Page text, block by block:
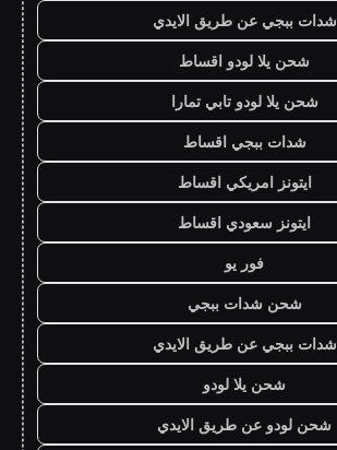
شدات ببجي عن طريق الايدي
شحن يلا لودو اقساط
شحن يلا لودو تابي تمارا
شدات ببجي اقساط
ايتونز امريكي اقساط
ايتونز سعودي اقساط
فور يو
شحن شدات ببجي
شدات ببجي عن طريق الايدي
شحن يلا لودو
شحن لودو عن طريق الايدي